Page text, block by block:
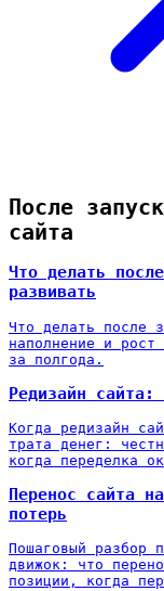
После
сайта
Что делать
развивать
Что делать после
наполнение и
за полгода.
Редизайн сайта:
Когда редизайн
трата денег:
когда переделка
Перенос сайта
потерь
Пошаговый разбор
движок: что
позиции, когда